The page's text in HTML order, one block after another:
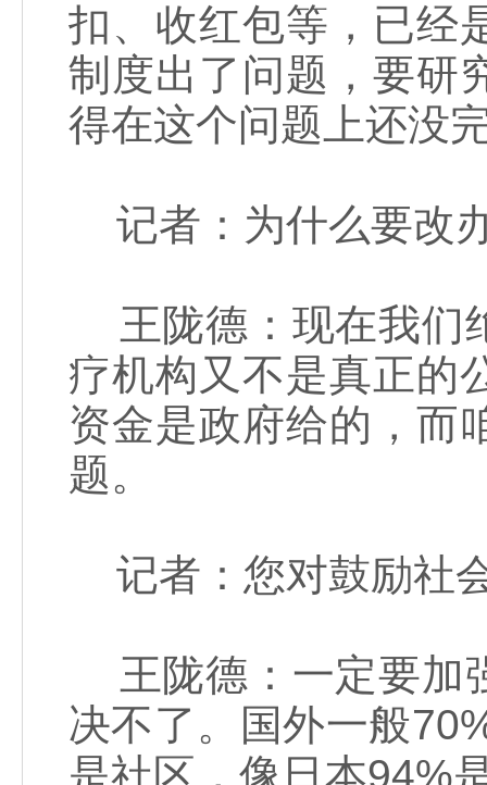
扣、收红包等，已经
制度出了问题，要研
得在这个问题上还没
记者：为什么要改
王陇德：现在我们
疗机构又不是真正的
资金是政府给的，而
题。
记者：您对鼓励社
王陇德：一定要加
决不了。国外一般
是社区，像日本94%